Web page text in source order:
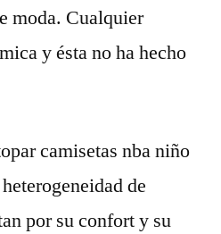
moda. Cualquier
y ésta no ha hecho
camisetas nba niño
de
por su confort y su